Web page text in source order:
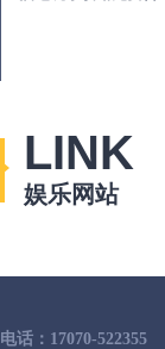
LINK
娱乐网站
电话：17070-522355